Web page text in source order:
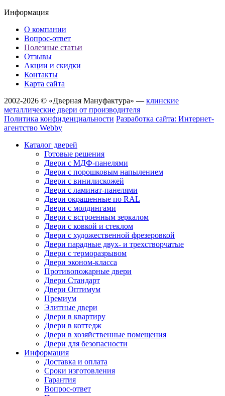
Информация
О компании
Вопрос-ответ
Полезные статьи
Отзывы
Акции и скидки
Контакты
Карта сайта
2002-2026 © «Дверная Мануфактура» — клинские
металлические двери от производителя
Политика конфиденциальности Разработка сайта: Интернет-
агентство Webby
Каталог дверей
Готовые решения
Двери с МДФ-панелями
Двери с порошковым напылением
Двери с винилискожей
Двери с ламинат-панелями
Двери окрашенные по RAL
Двери с молдингами
Двери с встроенным зеркалом
Двери с ковкой и стеклом
Двери с художественной фрезеровкой
Двери парадные двух- и трехстворчатые
Двери с терморазрывом
Двери эконом-класса
Противопожарные двери
Двери Стандарт
Двери Оптимум
Премиум
Элитные двери
Двери в квартиру
Двери в коттедж
Двери в хозяйственные помещения
Двери для безопасности
Информация
Доставка и оплата
Сроки изготовления
Гарантия
Вопрос-ответ